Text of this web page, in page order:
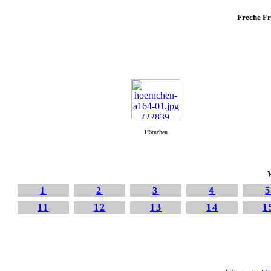
Freche
Hörnchen
1 2 3 4
5
11
12 13 14